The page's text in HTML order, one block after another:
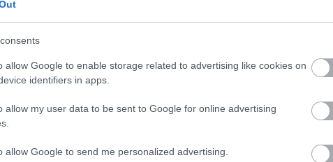
allow Google to enable storage related to advertising like cookies on
identifiers in apps.
allow my user data to be sent to Google for online advertising
allow Google to send me personalized advertising.
técnica y visión de juego y en Girona podría
el curso anterior, si bien es un jugador más
su cesión, la demanda para ficharle ha crecido
de subir. Ya va por los 1,5 millones.
cuatro leones por menos de 3 millones
ya que podría disputar tres competiciones.